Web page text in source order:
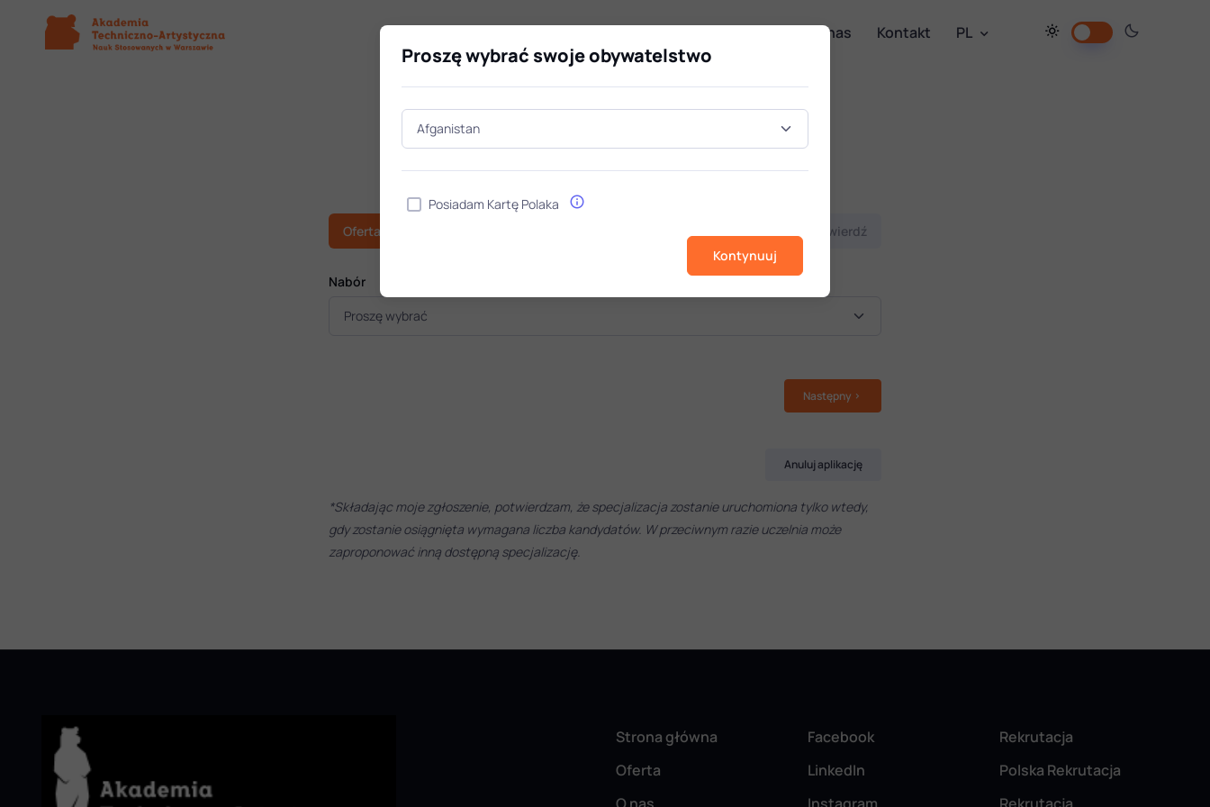
O nas Kontakt PL
Digital marketing z AI*
Oferta Potwierdź
Nabór
Następny
Anuluj aplikację
*Składając moje zgłoszenie, potwierdzam, że specjalizacja zostanie uruchomiona tylko wtedy,
gdy zostanie osiągnięta wymagana liczba kandydatów. W przeciwnym razie uczelnia może
zaproponować inną dostępną specjalizację.
Strona główna
Oferta
Facebook
LinkedIn
Rekrutacja
Polska Rekrutacja
Proszę wybrać swoje obywatelstwo
Posiadam Kartę Polaka
Kontynuuj